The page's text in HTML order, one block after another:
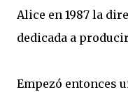
Alice en 1987 la
dedicada a
Empezó entonces